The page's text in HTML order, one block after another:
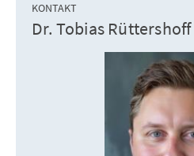
KONTAKT
Dr. Tobias Rüttershoff